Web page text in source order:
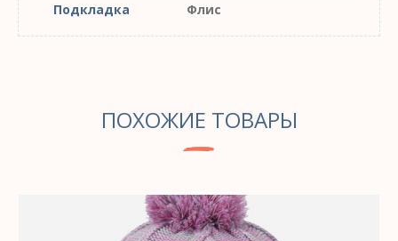
Подкладка Флис
ПОХОЖИЕ ТОВАРЫ